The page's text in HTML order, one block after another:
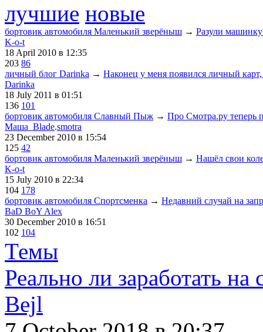
лучшие новые
бортовик автомобиля Маленький зверёныш → Разули
K-o-t
18 April 2010 в 12:35
203 86
личный блог Darinka → Наконец у меня появился личный карт,
Darinka
18 July 2011 в 01:51
136 101
бортовик автомобиля Славный Пыж → Про Смотра.ру теперь
Маша_Blade.smotra
23 December 2010 в 15:54
125 42
бортовик автомобиля Маленький зверёныш → Нашёл свои
K-o-t
15 July 2010 в 22:34
104 178
бортовик автомобиля Спортсменка → Недавний случай на
BaD BoY Alex
30 December 2010 в 16:51
102 104
Темы
Реально ли заработать на
Bejl